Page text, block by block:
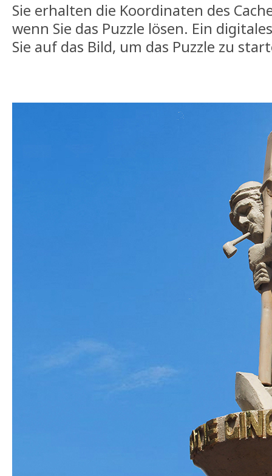
Sie erhalten die Koordinaten des
wenn Sie das Puzzle lösen. Ein
Sie auf das Bild, um das Puzzle zu